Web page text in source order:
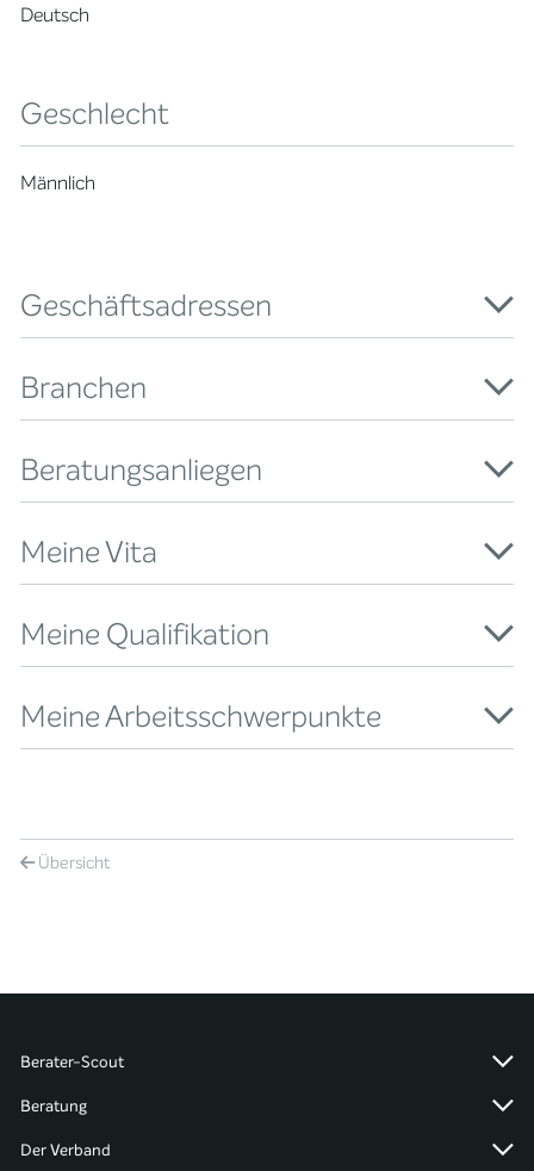
Deutsch
Geschlecht
Männlich
Geschäftsadressen
Branchen
Beratungsanliegen
Meine Vita
Meine Qualifikation
Meine Arbeitsschwerpunkte
Übersicht
Berater-Scout
Beratung
Der Verband